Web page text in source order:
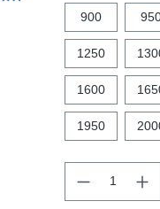
900
1250
1600
1950